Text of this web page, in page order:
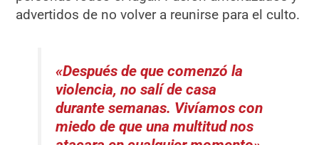
advertidos de no volver a reunirse para el culto.
«Después de que comenzó la
violencia, no salí de casa
durante semanas. Vivíamos con
miedo de que una multitud nos